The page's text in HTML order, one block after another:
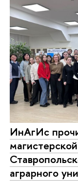
ИнАгИс
аграрного